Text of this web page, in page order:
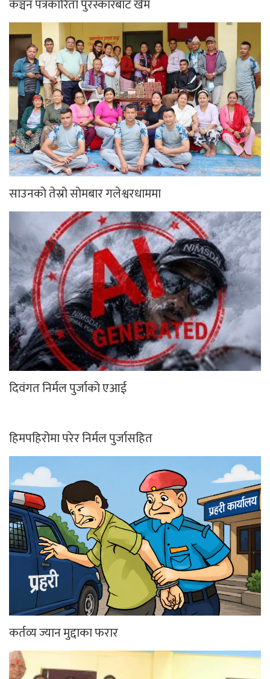
कञ्चन पत्रकारिता पुरस्कारबाट खेम
साउनको तेस्रो सोमबार गलेश्वरधाममा
दिवंगत निर्मल पुर्जाको एआई
हिमपहिरोमा परेर निर्मल पुर्जासहित
कर्तव्य ज्यान मुद्दाका फरार